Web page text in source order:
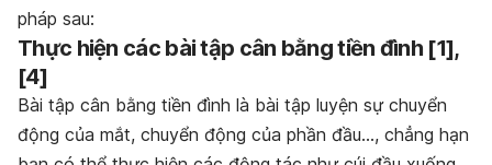
pháp sau:
Thực hiện các bài tập cân bằng tiền đình [1],
[4]
Bài tập cân bằng tiền đình là bài tập luyện sự chuyển
động của mắt, chuyển động của phần đầu…, chẳng hạn